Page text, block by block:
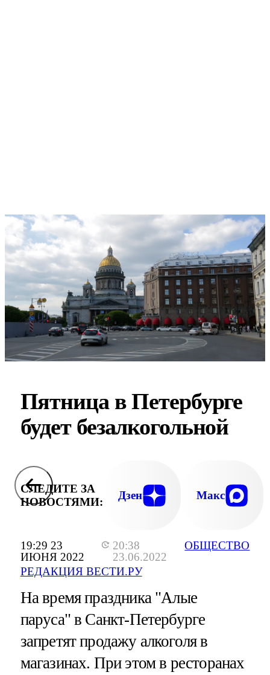
19:29 23
ИЮНЯ 2022
20:38
23.06.2022
РЕДАКЦИЯ ВЕСТИ.РУ
ОБЩЕСТВО
Пятница в Петербурге
будет безалкогольной
СЛЕДИТЕ ЗА
НОВОСТЯМИ:
Дзен Макс
На время праздника "Алые
паруса" в Санкт-Петербурге
запретят продажу алкоголя в
магазинах. При этом в ресторанах